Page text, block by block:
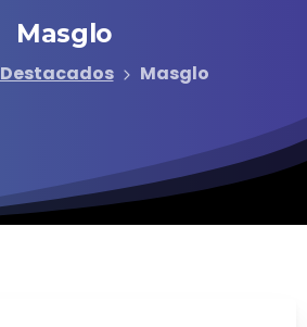
Masglo
Destacados Masglo